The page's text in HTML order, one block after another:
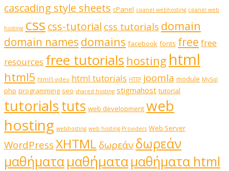
cascading style sheets cPanel cpanel webhosting cpanel web
hosting css css-tutorial css tutorials domain
domain names domains facebook fonts free free
resources free tutorials hosting html
html5 html5 video html tutorials HTTP joomla module MySql
php programming seo shared hosting stigmahost tutorial
tutorialstuts web development web
hosting webhosting web hosting Providers Web Server
WordPressXHTML δωρεάνδωρεάν
μαθήματαμαθήματαμαθήματα html